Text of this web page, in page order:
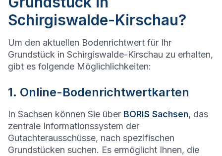
Schirgiswalde-Kirschau?
Um den aktuellen Bodenrichtwert für Ihr
Grundstück in Schirgiswalde-Kirschau zu erhalten,
gibt es folgende Möglichlichkeiten:
1. Online-Bodenrichtwertkarten
In Sachsen können Sie über BORIS Sachsen, das
zentrale Informationssystem der
Gutachterausschüsse, nach spezifischen
Grundstücken suchen. Es ermöglicht Ihnen, die